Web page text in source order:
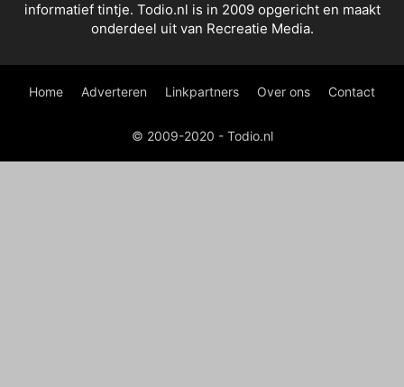
informatief tintje. Todio.nl is in 2009 opgericht en maakt
onderdeel uit van Recreatie Media.
Home Adverteren Linkpartners Over ons Contact
© 2009-2020 - Todio.nl